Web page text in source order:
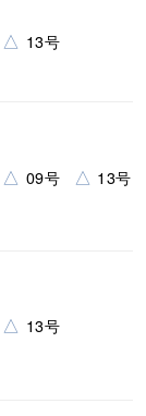
△ 13号
△ 09号 △ 13号
△ 13号